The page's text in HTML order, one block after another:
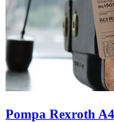
Pompa Rexroth